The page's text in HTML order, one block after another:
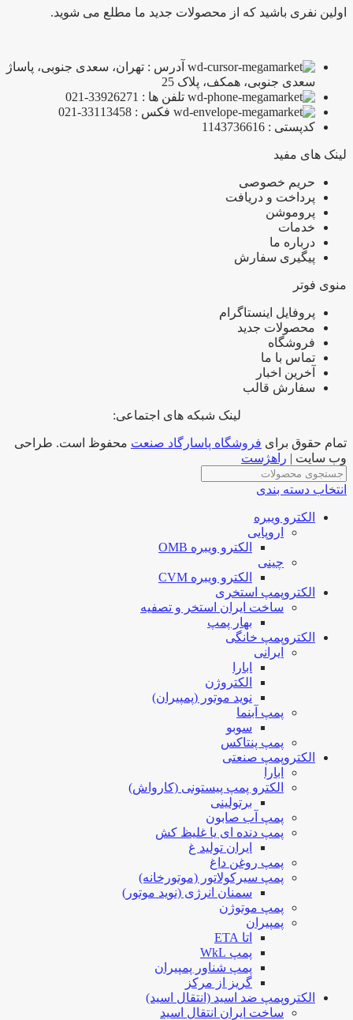
اولین نفری باشید که از محصولات جدید ما مطلع می شوید.
آدرس : تهران، سعدی جنوبی، پاساژ
سعدی جنوبی، همکف، پلاک 25
تلفن ها : 33926271-021
فکس : 33113458-021
کدپستی : 1143736616
لینک های مفید
حریم خصوصی
پرداخت و دریافت
پروموشن
خدمات
درباره ما
پیگیری سفارش
منوی فوتر
پروفایل اینستاگرام
محصولات جدید
فروشگاه
تماس با ما
آخرین اخبار
سفارش قالب
لینک شبکه های اجتماعی:
تمام حقوق برای فروشگاه پاسارگاد صنعت محفوظ است. طراحی
وب سایت | راهژست
انتخاب دسته بندی
الکترو ویبره
اروپایی
الکترو ویبره OMB
چینی
الکترو ویبره CVM
الکتروپمپ استخری
ساخت ایران استخر و تصفیه
بهار پمپ
الکتروپمپ خانگی
ایرانی
ابارا
الکتروژن
نوید موتور (پمپیران)
پمپ آبنما
سوبو
پمپ پنتاکس
الکتروپمپ صنعتی
ابارا
الکترو پمپ پیستونی (کارواش)
برتولینی
پمپ آب صابون
پمپ دنده ای یا غلیظ کش
ایران تولید غ
پمپ روغن داغ
پمپ سیرکولاتور (موتورخانه)
سمنان انرژی (نوید موتور)
پمپ موتوژن
پمپیران
اتا ETA
پمپ WkL
پمپ شناور پمپیران
گریز از مرکز
الکتروپمپ ضد اسید (انتقال اسید)
ساخت ایران انتقال اسید